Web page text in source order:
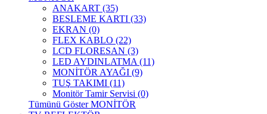
ANAKART (35)
BESLEME KARTI (33)
EKRAN (0)
FLEX KABLO (22)
LCD FLORESAN (3)
LED AYDINLATMA (11)
MONİTÖR AYAĞI (9)
TUŞ TAKIMI (11)
Monitör Tamir Servisi (0)
Tümünü Göster MONİTÖR